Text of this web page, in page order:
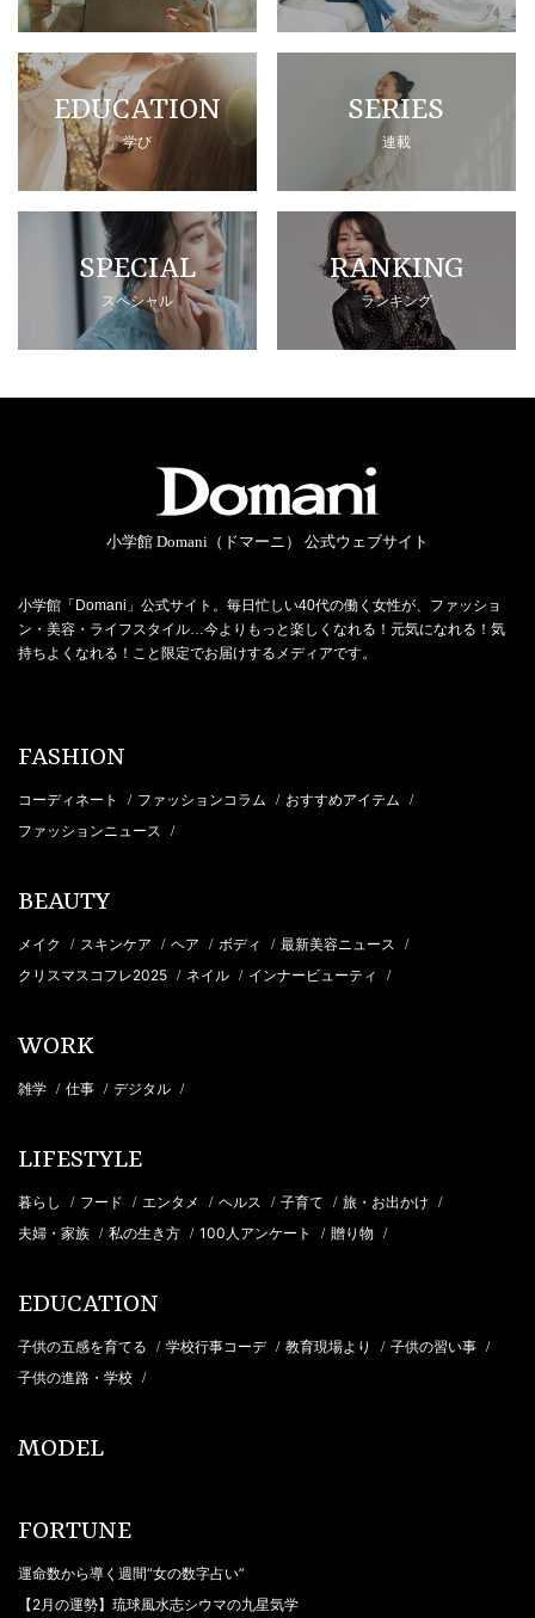
EDUCATION
学び
SERIES
連載
SPECIAL
スペシャル
RANKING
ランキング
小学館 Domani（ドマーニ） 公式ウェブサイト
小学館「Domani」公式サイト。毎日忙しい40代の働く女性が、ファッショ
ン・美容・ライフスタイル…今よりもっと楽しくなれる！元気になれる！気
持ちよくなれる！こと限定でお届けするメディアです。
FASHION
コーディネート / ファッションコラム / おすすめアイテム /
ファッションニュース /
BEAUTY
メイク / スキンケア / ヘア / ボディ / 最新美容ニュース /
クリスマスコフレ2025 / ネイル / インナービューティ /
WORK
雑学 / 仕事 / デジタル /
LIFESTYLE
暮らし / フード / エンタメ / ヘルス / 子育て / 旅・お出かけ /
夫婦・家族 / 私の生き方 / 100人アンケート / 贈り物 /
EDUCATION
子供の五感を育てる / 学校行事コーデ / 教育現場より / 子供の習い事 /
子供の進路・学校 /
MODEL
FORTUNE
運命数から導く週間“女の数字占い”
【2月の運勢】琉球風水志シウマの九星気学